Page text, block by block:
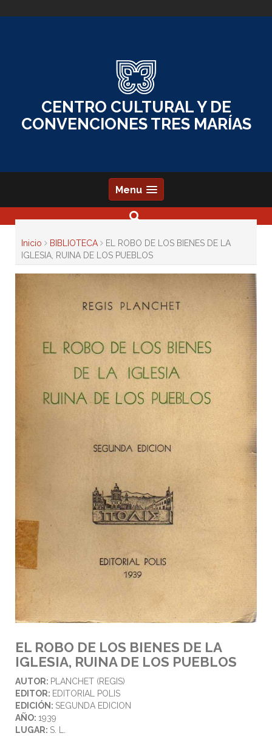
to
CENTRO CULTURAL Y DE
CONVENCIONES TRES MARÍAS
Menu
Inicio BIBLIOTECA
EL ROBO DE LOS BIENES DE LA
IGLESIA, RUINA DE LOS PUEBLOS
EL ROBO DE LOS BIENES DE LA
IGLESIA, RUINA DE LOS PUEBLOS
AUTOR: PLANCHET (REGIS)
EDITOR: EDITORIAL POLIS
EDICIÓN: SEGUNDA EDICION
AÑO: 1939
LUGAR: S. L.